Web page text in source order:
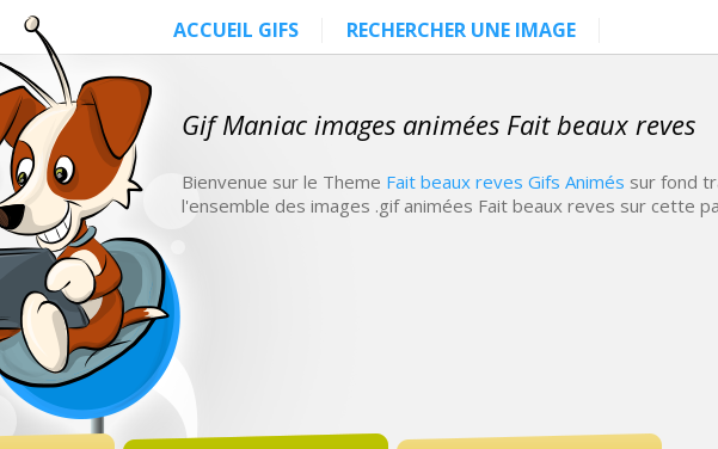
ACCUEIL GIFS RECHERCHER UNE IMAGE
Gif Maniac images animées Fait beaux reves
Bienvenue sur le Theme Fait beaux reves Gifs Animés sur fond
l'ensemble des images .gif animées Fait beaux reves sur cette